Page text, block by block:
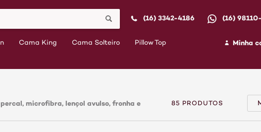
(16) 3342-4186 (16)
Cama King Cama Solteiro
Pillow Top
Minha
microfibra, lençol avulso, fronha e 85 PRODUTOS